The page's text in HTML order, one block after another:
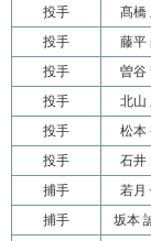
投手
髙橋
投手
藤平
投手
曽谷
投手
北山
投手
松本
投手
石井
捕手
若月
捕手
坂本